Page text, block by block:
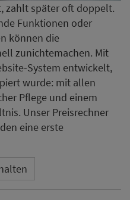
zahlt später oft doppelt.
Funktionen oder
können die
zunichtemachen. Mit
System entwickelt,
wurde: mit allen
Pflege und einem
Unser Preisrechner
eine erste